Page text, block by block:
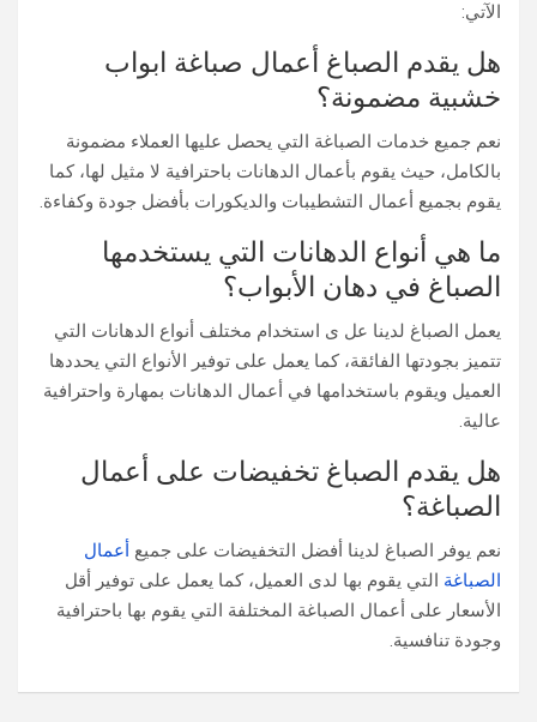
الآتي:
هل يقدم الصباغ أعمال صباغة ابواب
خشبية مضمونة؟
نعم جميع خدمات الصباغة التي يحصل عليها العملاء مضمونة
بالكامل، حيث يقوم بأعمال الدهانات باحترافية لا مثيل لها، كما
يقوم بجميع أعمال التشطيبات والديكورات بأفضل جودة وكفاءة.
ما هي أنواع الدهانات التي يستخدمها
الصباغ في دهان الأبواب؟
يعمل الصباغ لدينا عل ى استخدام مختلف أنواع الدهانات التي
تتميز بجودتها الفائقة، كما يعمل على توفير الأنواع التي يحددها
العميل ويقوم باستخدامها في أعمال الدهانات بمهارة واحترافية
عالية.
هل يقدم الصباغ تخفيضات على أعمال
الصباغة؟
نعم يوفر الصباغ لدينا أفضل التخفيضات على جميع أعمال
الصباغة التي يقوم بها لدى العميل، كما يعمل على توفير أقل
الأسعار على أعمال الصباغة المختلفة التي يقوم بها باحترافية
وجودة تنافسية.